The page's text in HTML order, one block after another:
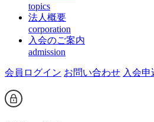
topics
法人概要
corporation
入会のご案内
admission
会員ログイン お問い合わせ 入会申